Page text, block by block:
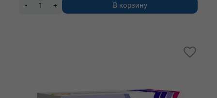
- + В корзину